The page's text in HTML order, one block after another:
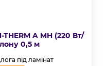
A MH (220 Вт/
0,5 м
під ламінат